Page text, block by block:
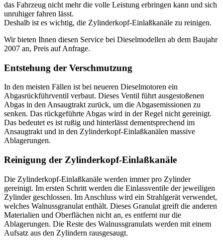
das Fahrzeug nicht mehr die volle Leistung erbringen kann und sich
unruhiger fahren lässt.
Deshalb ist es wichtig, die Zylinderkopf-Einlaßkanäle zu reinigen.
Wir bieten Ihnen diesen Service bei Dieselmodellen ab dem Baujahr
2007 an, Preis auf Anfrage.
Entstehung der Verschmutzung
In den meisten Fällen ist bei neueren Dieselmotoren ein
Abgasrückführventil verbaut. Dieses Ventil führt ausgestoßenen
Abgas in den Ansaugtrakt zurück, um die Abgasemissionen zu
senken. Das rückgeführte Abgas wird in der Regel nicht gereinigt.
Das bedeutet es ist rußig und hinterlässt dementsprechend im
Ansaugtrakt und in den Zylinderkopf-Einlaßkanälen massive
Ablagerungen.
Reinigung der Zylinderkopf-Einlaßkanäle
Die Zylinderkopf-Einlaßkanäle werden immer pro Zylinder
gereinigt. Im ersten Schritt werden die Einlassventile der jeweiligen
Zylinder geschlossen. Im Anschluss wird ein Strahlgerät verwendet,
welches Walnussgranulat enthält. Dieses Granulat greift die anderen
Materialien und Oberflächen nicht an, es entfernt nur die
Ablagerungen. Die Reste des Walnussgranulats werden mit einem
Aufsatz aus den Zylindern rausgesaugt.